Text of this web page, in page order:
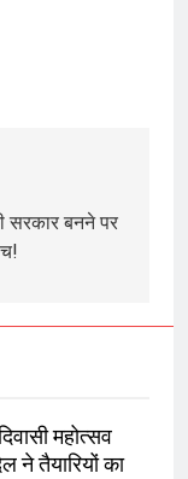
सरकार बनने पर
महोत्सव
ने तैयारियों का